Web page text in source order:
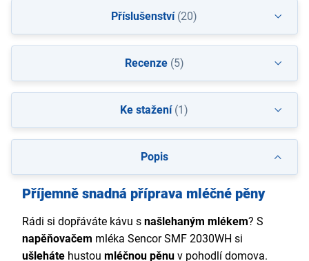
Popis
Příjemně snadná příprava mléčné pěny
Rádi si dopřáváte kávu s našlehaným mlékem? S
napěňovačem mléka Sencor SMF 2030WH si
ušleháte hustou mléčnou pěnu v pohodlí domova.
Příslušenství(20)
Recenze(5)
Ke stažení(1)